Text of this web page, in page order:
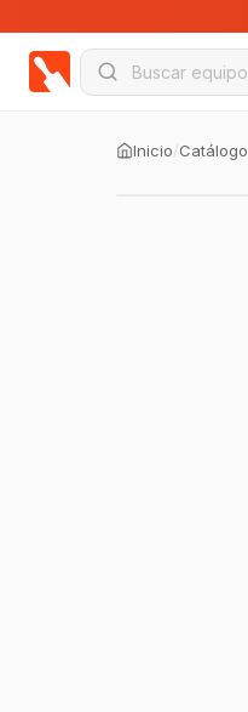
Inicio/Catálogo